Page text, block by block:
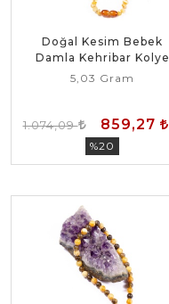
Doğal Kesim Bebek
Damla Kehribar Kolye
5,03 Gram
1.074,09 859,27
%20